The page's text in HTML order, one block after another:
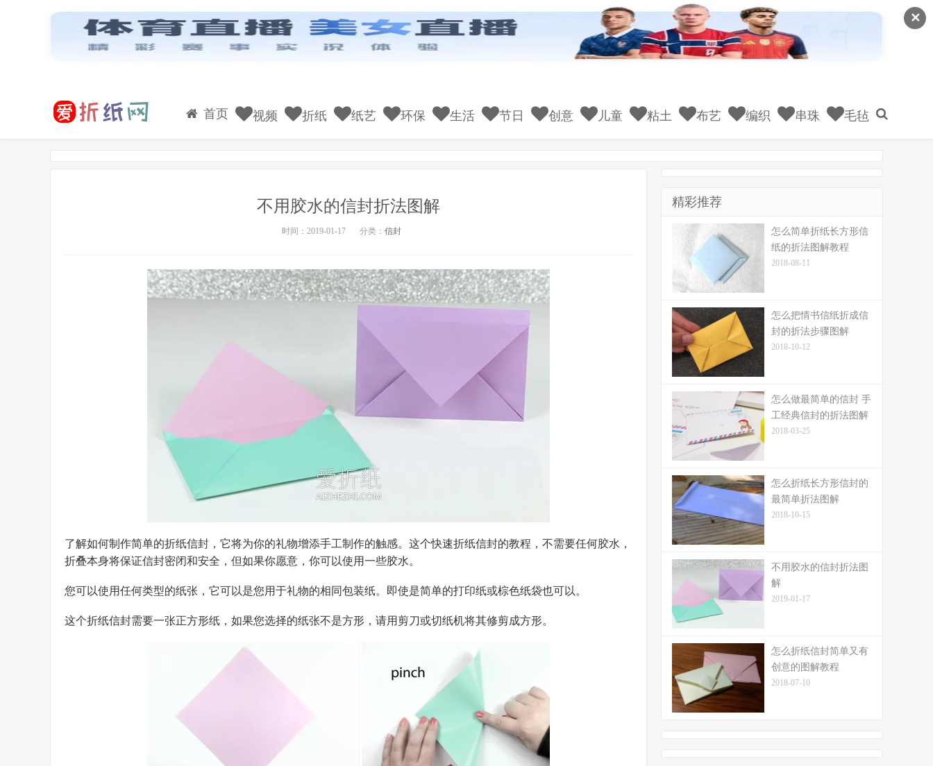
✕
首页 视频 折纸 纸艺 环保 生活 节日 创意 儿童 粘土 布艺 编织 串珠 毛毡
不用胶水的信封折法图解
时间：2019-01-17 分类： 信封
了解如何制作简单的折纸信封，它将为你的礼物增添手工制作的触感。这个快速折纸信封的教程，不需要任何胶水，
折叠本身将保证信封密闭和安全，但如果你愿意，你可以使用一些胶水。
您可以使用任何类型的纸张，它可以是您用于礼物的相同包装纸。即使是简单的打印纸或棕色纸袋也可以。
这个折纸信封需要一张正方形纸，如果您选择的纸张不是方形，请用剪刀或切纸机将其修剪成方形。
精彩推荐
怎么简单折纸长方形信
纸的折法图解教程
2018-08-11
怎么把情书信纸折成信
封的折法步骤图解
2018-10-12
怎么做最简单的信封 手
工经典信封的折法图解
2018-03-25
怎么折纸长方形信封的
最简单折法图解
2018-10-15
不用胶水的信封折法图
解
2019-01-17
怎么折纸信封简单又有
创意的图解教程
2018-07-10